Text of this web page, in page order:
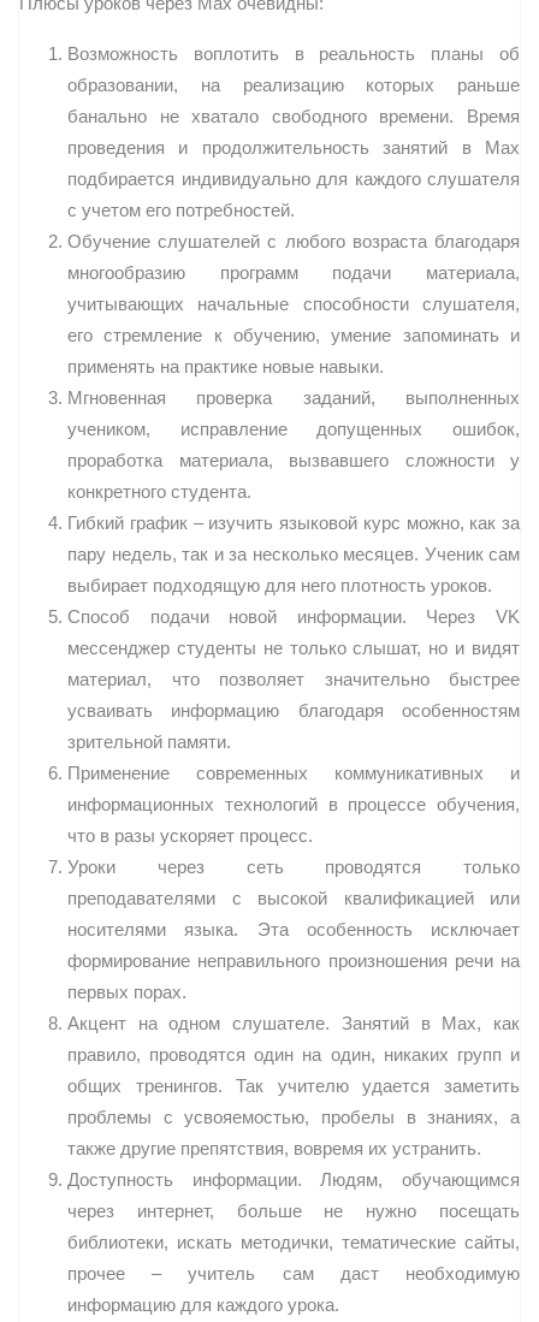
Возможность воплотить в реальность планы об
образовании, на реализацию которых раньше
банально не хватало свободного времени. Время
проведения и продолжительность занятий в Max
подбирается индивидуально для каждого слушателя
с учетом его потребностей.
Обучение слушателей с любого возраста благодаря
многообразию программ подачи материала,
учитывающих начальные способности слушателя,
его стремление к обучению, умение запоминать и
применять на практике новые навыки.
Мгновенная проверка заданий, выполненных
учеником, исправление допущенных ошибок,
проработка материала, вызвавшего сложности у
конкретного студента.
Гибкий график – изучить языковой курс можно, как за
пару недель, так и за несколько месяцев. Ученик сам
выбирает подходящую для него плотность уроков.
Способ подачи новой информации. Через VK
мессенджер студенты не только слышат, но и видят
материал, что позволяет значительно быстрее
усваивать информацию благодаря особенностям
зрительной памяти.
Применение современных коммуникативных и
информационных технологий в процессе обучения,
что в разы ускоряет процесс.
Уроки через сеть проводятся только
преподавателями с высокой квалификацией или
носителями языка. Эта особенность исключает
формирование неправильного произношения речи на
первых порах.
Акцент на одном слушателе. Занятий в Max, как
правило, проводятся один на один, никаких групп и
общих тренингов. Так учителю удается заметить
проблемы с усвояемостью, пробелы в знаниях, а
также другие препятствия, вовремя их устранить.
Доступность информации. Людям, обучающимся
через интернет, больше не нужно посещать
библиотеки, искать методички, тематические сайты,
прочее – учитель сам даст необходимую
информацию для каждого урока.